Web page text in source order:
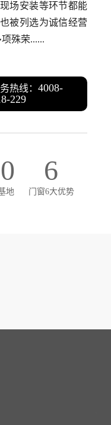
场安装等环节都能
被列选为诚信经营
殊荣......
热线： 4008-
229
地
6
门窗6大优势